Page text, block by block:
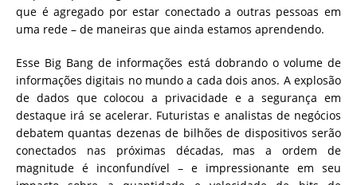
que é agregado por estar conectado a outras pessoas em
uma rede – de maneiras que ainda estamos aprendendo.
Esse Big Bang de informações está dobrando o volume de
informações digitais no mundo a cada dois anos. A explosão
de dados que colocou a privacidade e a segurança em
destaque irá se acelerar. Futuristas e analistas de negócios
debatem quantas dezenas de bilhões de dispositivos serão
conectados nas próximas décadas, mas a ordem de
magnitude é inconfundível – e impressionante em seu